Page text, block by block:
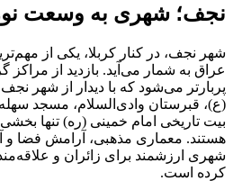
نجف؛ شهری به وسعت
شهر نجف، در کنار کربلا، یکی از
عراق به شمار می‌آید. بازدید از مراکز
پربارتر می‌شود که با دیدار از شهر
(ع)، قبرستان وادی‌السلام، مسجد
بیت تاریخی امام خمینی (ره) تنها
هستند. معماری مذهبی، آرامش فضا و
شهری ارزشمند برای زائران و
کرده است.